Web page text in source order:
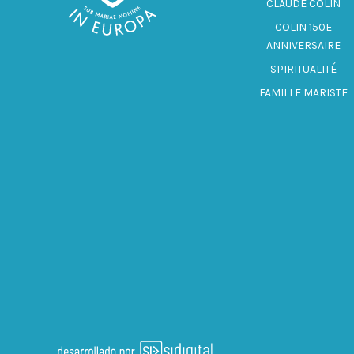
CLAUDE COLIN
COLIN 150E
ANNIVERSAIRE
SPIRITUALITÉ
FAMILLE MARISTE